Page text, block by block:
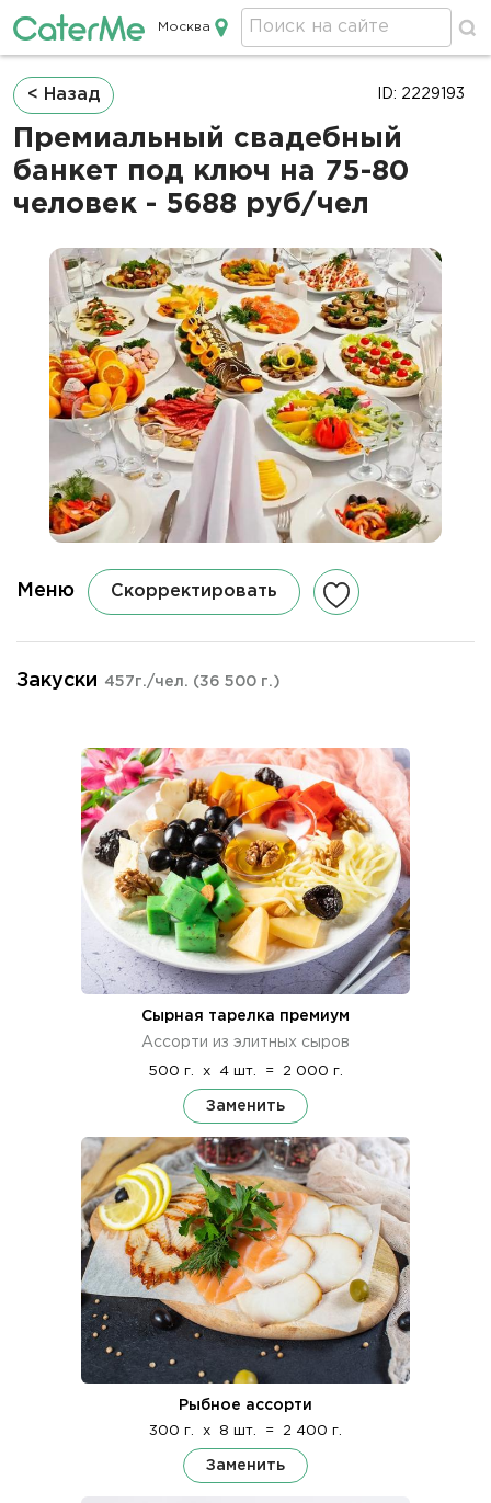
Кейтеринг в Москве
Москва
Строка
навигации
< Назад
Премиальный свадебный
банкет под ключ на 75-80
человек - 5688 руб/чел
ID: 2229193
Меню Скорректировать
Закуски 457г./чел. (36 500 г.)
Сырная тарелка премиум
Ассорти из элитных сыров
500 г. x 4 шт. = 2 000 г.
Заменить
Рыбное ассорти
300 г. x 8 шт. = 2 400 г.
Заменить